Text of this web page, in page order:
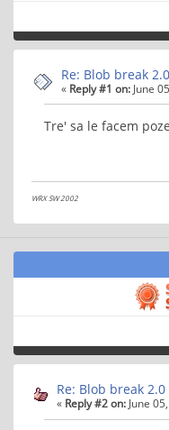
Re: Blob break
« Reply #1 on: June
Tre' sa le facem
WRX SW 2002
Re: Blob break 2.0
« Reply #2 on: June